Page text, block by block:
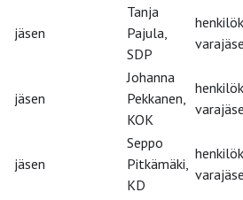
jäsen
Tanja
Pajula,
SDP
jäsen
Johanna
Pekkanen,
KOK
jäsen
Seppo
Pitkämäki,
KD